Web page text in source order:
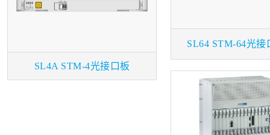
SL4A STM-4光接口板
SL64 STM-64光接